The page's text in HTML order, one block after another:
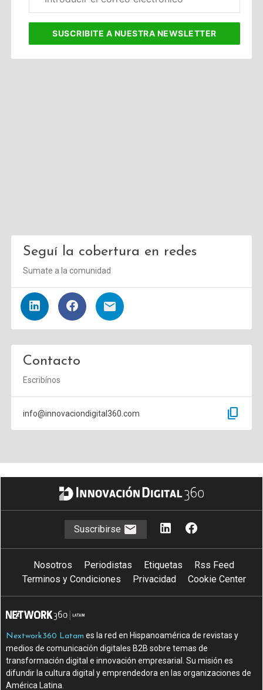
electrónico
SUSCRIBITE A NUESTRA NEWSLETTER
Seguí la cobertura en redes
Sumate a la comunidad
Contacto
Escribínos
info@innovaciondigital360.com content_copy
Suscribirse
Nosotros Periodistas Etiquetas
Rss Feed
Terminos y Condiciones
Privacidad Cookie Center
Nextwork360 Latam es la red en Hispanoamérica de revistas y
medios de comunicación digitales B2B sobre temas de
transformación digital e innovación empresarial. Su misión es
difundir la cultura digital y emprendedora en las organizaciones de
América Latina.